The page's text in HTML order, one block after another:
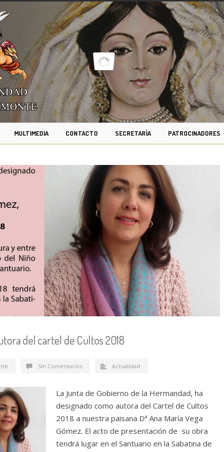
MULTIMEDIA CONTACTO SECRETARÍA PATROCINADORES
del cartel de Cultos 2018
Sin Comentarios Actualidad
La Junta de Gobierno de la Hermandad, ha
designado como autora del Cartel de Cultos
2018 a nuestra paisana Dª Ana María Vega
Gómez. El acto de presentación de su obra
tendrá lugar en el Santuario en la Sabatina de